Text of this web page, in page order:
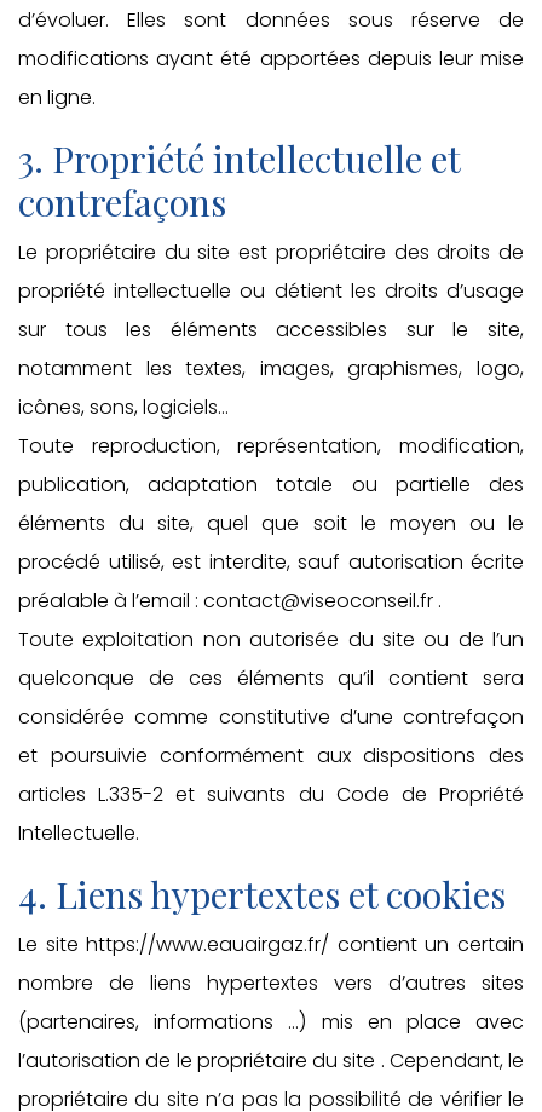
d’évoluer. Elles sont données sous réserve de
modifications ayant été apportées depuis leur mise
en ligne.
3. Propriété intellectuelle et
contrefaçons
Le propriétaire du site est propriétaire des droits de
propriété intellectuelle ou détient les droits d’usage
sur tous les éléments accessibles sur le site,
notamment les textes, images, graphismes, logo,
icônes, sons, logiciels…
Toute reproduction, représentation, modification,
publication, adaptation totale ou partielle des
éléments du site, quel que soit le moyen ou le
procédé utilisé, est interdite, sauf autorisation écrite
préalable à l’email : contact@viseoconseil.fr .
Toute exploitation non autorisée du site ou de l’un
quelconque de ces éléments qu’il contient sera
considérée comme constitutive d’une contrefaçon
et poursuivie conformément aux dispositions des
articles L.335-2 et suivants du Code de Propriété
Intellectuelle.
4. Liens hypertextes et cookies
Le site https://www.eauairgaz.fr/ contient un certain
nombre de liens hypertextes vers d’autres sites
(partenaires, informations …) mis en place avec
l’autorisation de le propriétaire du site . Cependant, le
propriétaire du site n’a pas la possibilité de vérifier le